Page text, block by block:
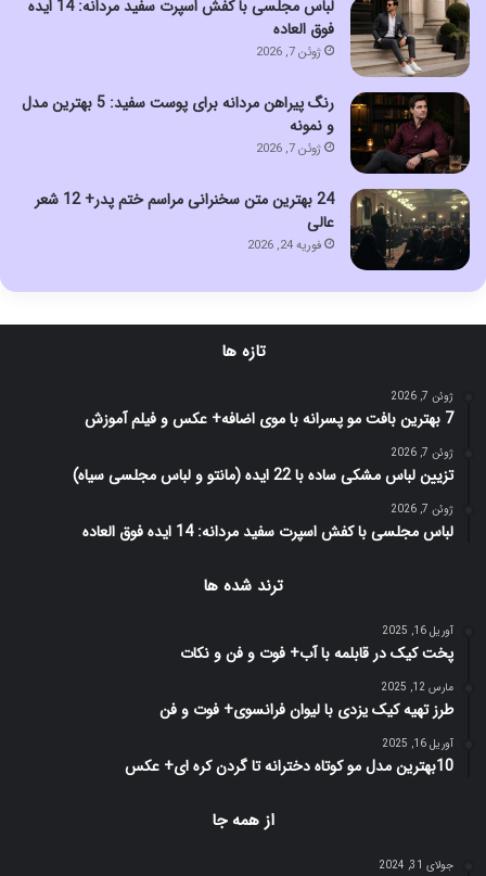
لباس مجلسی با کفش اسپرت سفید مردانه: 14 ایده
فوق العاده
ژوئن 7, 2026
رنگ پیراهن مردانه برای پوست سفید: 5 بهترین مدل
و نمونه
ژوئن 7, 2026
24 بهترین متن سخنرانی مراسم ختم پدر+ 12 شعر
عالی
فوریه 24, 2026
تازه ها
ژوئن 7, 2026
7 بهترین بافت مو پسرانه با موی اضافه+ عکس و فیلم آموزش
ژوئن 7, 2026
تزیین لباس مشکی ساده با 22 ایده (مانتو و لباس مجلسی سیاه)
ژوئن 7, 2026
لباس مجلسی با کفش اسپرت سفید مردانه: 14 ایده فوق العاده
ترند شده ها
آوریل 16, 2025
پخت کیک در قابلمه با آب+ فوت و فن و نکات
مارس 12, 2025
طرز تهیه کیک یزدی با لیوان فرانسوی+ فوت و فن
آوریل 16, 2025
10بهترین مدل مو کوتاه دخترانه تا گردن کره ای+ عکس
از همه جا
جولای 31, 2024